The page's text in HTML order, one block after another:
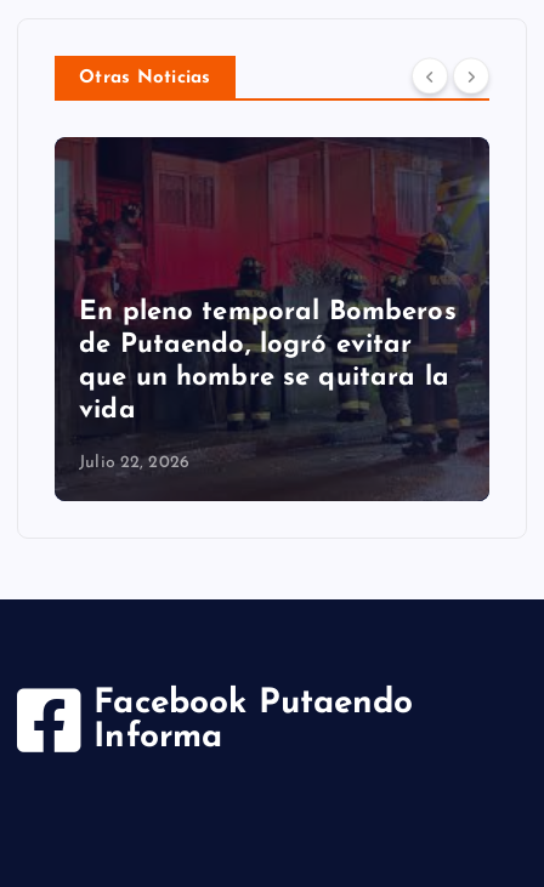
Otras Noticias
En pleno temporal Bomberos
de Putaendo, logró evitar
que un hombre se quitara la
vida
Julio 22, 2026
Facebook Putaendo
Informa